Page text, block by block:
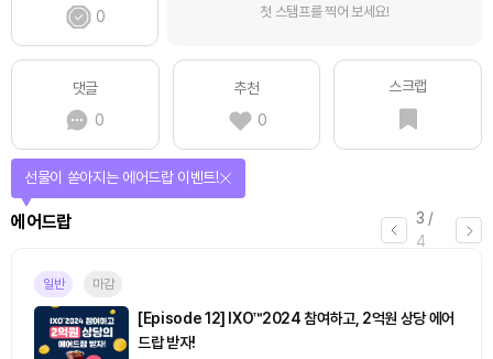
0
첫 스탬프를 찍어 보세요!
댓글
0
추천
0
스크랩
3 /
4
에어드랍
선물이 쏟아지는 에어드랍 이벤트!
일반 마감
[Episode 12] IXO™2024 참여하고, 2억원 상당 에어
드랍 받자!